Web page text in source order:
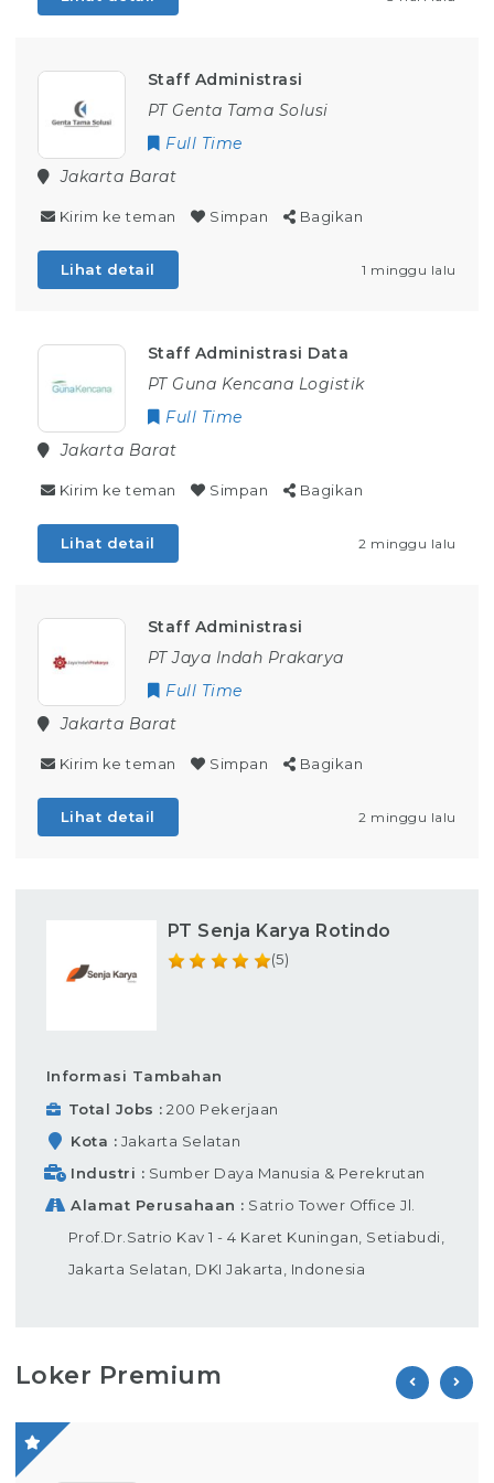
Staff Administrasi
PT Genta Tama Solusi
Full Time
Jakarta Barat
Kirim ke teman Simpan Bagikan
Lihat detail 1 minggu lalu
Staff Administrasi Data
PT Guna Kencana Logistik
Full Time
Jakarta Barat
Kirim ke teman Simpan Bagikan
Lihat detail 2 minggu lalu
Staff Administrasi
PT Jaya Indah Prakarya
Full Time
Jakarta Barat
Kirim ke teman Simpan Bagikan
Lihat detail 2 minggu lalu
PT Senja Karya Rotindo
(5)
Informasi Tambahan
Total Jobs
200 Pekerjaan
Kota
Jakarta Selatan
Industri
Sumber Daya Manusia & Perekrutan
Alamat Perusahaan
Satrio Tower Office Jl.
Prof.Dr.Satrio Kav 1 - 4 Karet Kuningan, Setiabudi,
Jakarta Selatan, DKI Jakarta, Indonesia
Loker Premium